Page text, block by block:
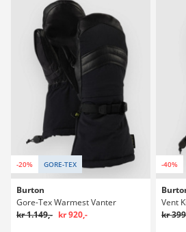
-20% GORE-TEX
Burton
Gore-Tex Warmest Vanter
kr 1.149,- kr 920,-
-40%
Vent
kr